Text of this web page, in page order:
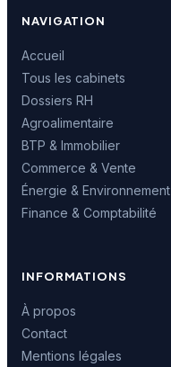
NAVIGATION
Accueil
Tous les cabinets
Dossiers RH
Agroalimentaire
BTP & Immobilier
Commerce & Vente
Énergie & Environnement
Finance & Comptabilité
INFORMATIONS
À propos
Contact
Mentions légales